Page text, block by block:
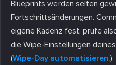
Blueprints werden selten
Fortschrittsänderungen.
eigene Kadenz fest, prüfe
die Wipe-Einstellungen
(Wipe-Day automatisieren.)